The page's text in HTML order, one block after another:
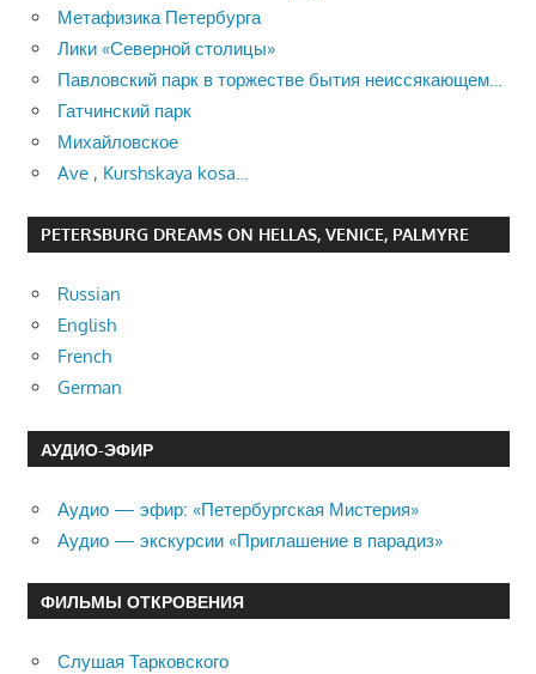
Метафизика Петербурга
Лики «Северной столицы»
Павловский парк в торжестве бытия неиссякающем…
Гатчинский парк
Михайловское
Ave , Kurshskaya kosa…
PETERSBURG DREAMS ON HELLAS, VENICE, PALMYRE
Russian
English
French
German
АУДИО-ЭФИР
Аудио — эфир: «Петербургская Мистерия»
Аудио — экскурсии «Приглашение в парадиз»
ФИЛЬМЫ ОТКРОВЕНИЯ
Слушая Тарковского